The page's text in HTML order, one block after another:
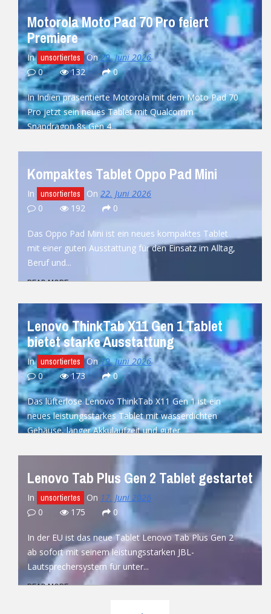
Motorola Moto Pad 70 Pro feiert
Premiere
In unsortiertes On29. Juni 2026
0
132 0
In Indien präsentierte Motorola mit dem Moto Pad 70
Pro jetzt sein neues Tablet mit Qualcomm
Snapdragon 8s Gen 4...
Kompaktes Tablet Oppo Pad Mini
In unsortiertes On 22. Juni 2026
0
192 0
Das Oppo Pad Mini ist ein neues kompaktes Tablet
mit einer guten Ausstattung für den Einsatz im Alltag,
Beruf und...
READ MORE
Lenovo ThinkTab X11 Gen 1 Tablet
bietet starke Ausstattung
In unsortiertes On19. Juni 2026
0
173 0
Das lüfterlose Lenovo ThinkTab X11 Gen 1 ist ein
neues leistungsstarkes Tablet mit wasserdichten
Gehäuse, langer Akkulaufzeit und guter
Lenovo Tab Plus Gen 2 Tablet gestartet
In unsortiertes On 17. Juni 2026
0
175 0
In der EU ist das neue Tablet Lenovo Tab Plus Gen 2
ab sofort mit seinem leistungsstarken JBL-
Lautsprechersystem für unter...
READ MORE